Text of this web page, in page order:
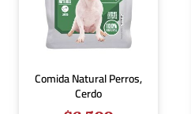
Comida Natural Perros,
Cerdo